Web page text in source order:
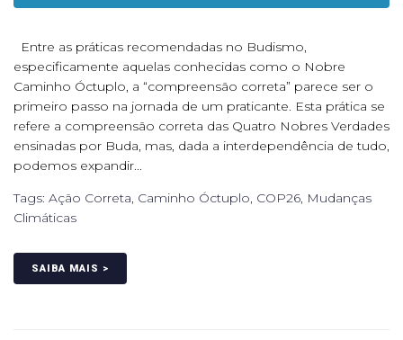
Entre as práticas recomendadas no Budismo,
especificamente aquelas conhecidas como o Nobre
Caminho Óctuplo, a “compreensão correta” parece ser o
primeiro passo na jornada de um praticante. Esta prática se
refere a compreensão correta das Quatro Nobres Verdades
ensinadas por Buda, mas, dada a interdependência de tudo,
podemos expandir...
Tags: Ação Correta Caminho Óctuplo COP26 Mudanças
Climáticas
SAIBA MAIS >